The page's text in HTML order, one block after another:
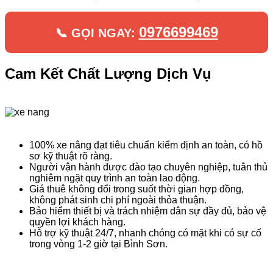
📞 GỌI NGAY: 0976699469
Cam Kết Chất Lượng Dịch Vụ
100% xe nâng đạt tiêu chuẩn kiểm định an toàn, có hồ
sơ kỹ thuật rõ ràng.
Người vận hành được đào tạo chuyên nghiệp, tuân thủ
nghiêm ngặt quy trình an toàn lao động.
Giá thuê không đổi trong suốt thời gian hợp đồng,
không phát sinh chi phí ngoài thỏa thuận.
Bảo hiểm thiết bị và trách nhiệm dân sự đầy đủ, bảo vệ
quyền lợi khách hàng.
Hỗ trợ kỹ thuật 24/7, nhanh chóng có mặt khi có sự cố
trong vòng 1-2 giờ tại Bình Sơn.